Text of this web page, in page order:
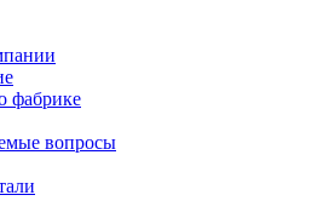
фабрике
вопросы